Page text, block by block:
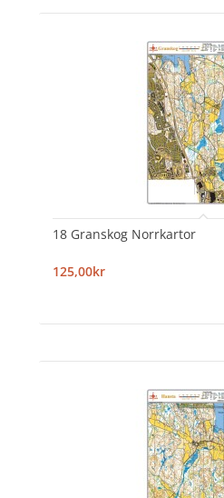
18 Granskog Norrkartor
125,00kr